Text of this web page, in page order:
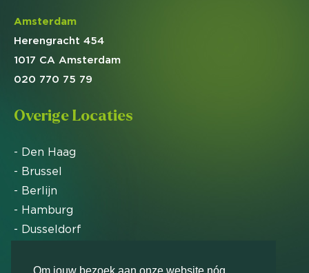
Amsterdam
Herengracht 454
1017 CA Amsterdam
020 770 75 79
Overige Locaties
- Den Haag
- Brussel
- Berlijn
- Hamburg
- Dusseldorf